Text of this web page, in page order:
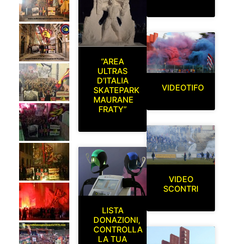
“AREA
ULTRAS
D’ITALIA
SKATEPARK
MAURANE
FRATY”
LISTA
DONAZIONI,
CONTROLLA
LA TUA
VIDEOTIFO
VIDEO
SCONTRI